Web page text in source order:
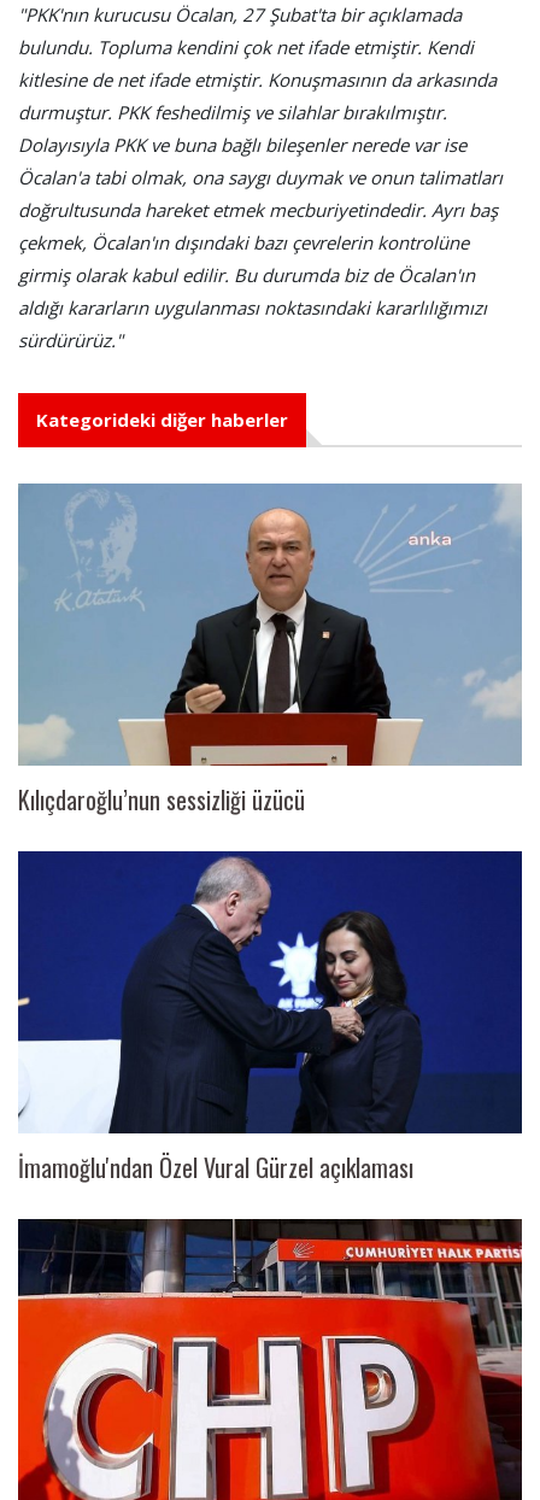
"PKK'nın kurucusu Öcalan, 27 Şubat'ta bir açıklamada
bulundu. Topluma kendini çok net ifade etmiştir. Kendi
kitlesine de net ifade etmiştir. Konuşmasının da arkasında
durmuştur. PKK feshedilmiş ve silahlar bırakılmıştır.
Dolayısıyla PKK ve buna bağlı bileşenler nerede var ise
Öcalan'a tabi olmak, ona saygı duymak ve onun talimatları
doğrultusunda hareket etmek mecburiyetindedir. Ayrı baş
çekmek, Öcalan'ın dışındaki bazı çevrelerin kontrolüne
girmiş olarak kabul edilir. Bu durumda biz de Öcalan'ın
aldığı kararların uygulanması noktasındaki kararlılığımızı
sürdürürüz."
Kategorideki diğer haberler
Kılıçdaroğlu’nun sessizliği üzücü
İmamoğlu'ndan Özel Vural Gürzel açıklaması